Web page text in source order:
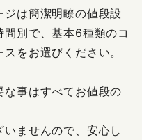
ジは簡潔明瞭の値段設
別で、基本6種類のコ
をお選びください。
事はすべてお値段の
ませんので、安心し